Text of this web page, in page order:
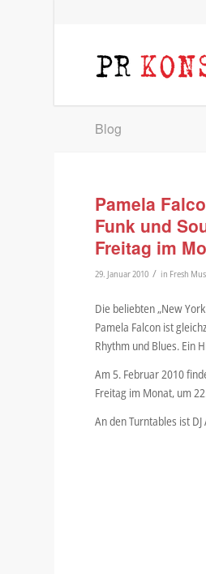
Blog
Pamela
Funk und
Freitag im
29. Januar 2010 / in Fresh
Die beliebten „New
Pamela Falcon ist
Rhythm und Blues. Ein
Am 5. Februar 2010
Freitag im Monat, um
An den Turntables ist